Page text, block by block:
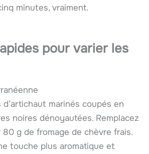
minutes, vraiment.
pour varier les
marinés coupés en
noires dénoyautées. Remplacez
80 g de fromage de chèvre frais.
touche plus aromatique et